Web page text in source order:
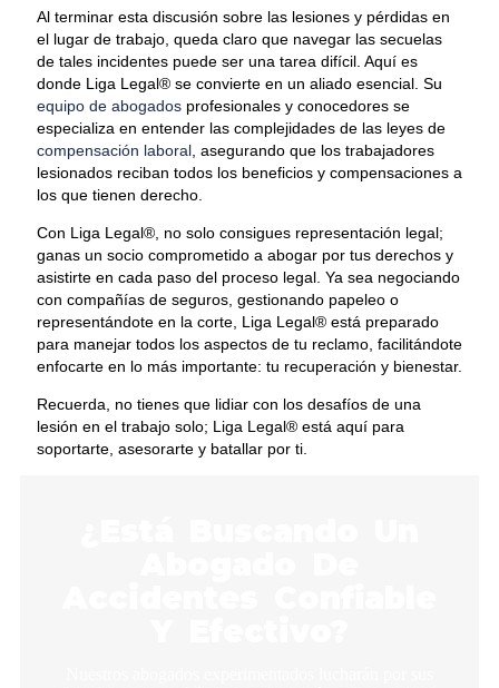
Al terminar esta discusión sobre las lesiones y pérdidas en
el lugar de trabajo, queda claro que navegar las secuelas
de tales incidentes puede ser una tarea difícil. Aquí es
donde Liga Legal® se convierte en un aliado esencial. Su
equipo de abogados profesionales y conocedores se
especializa en entender las complejidades de las leyes de
compensación laboral , asegurando que los trabajadores
lesionados reciban todos los beneficios y compensaciones a
los que tienen derecho.
Con Liga Legal®, no solo consigues representación legal;
ganas un socio comprometido a abogar por tus derechos y
asistirte en cada paso del proceso legal. Ya sea negociando
con compañías de seguros, gestionando papeleo o
representándote en la corte, Liga Legal® está preparado
para manejar todos los aspectos de tu reclamo, facilitándote
enfocarte en lo más importante: tu recuperación y bienestar.
Recuerda, no tienes que lidiar con los desafíos de una
lesión en el trabajo solo; Liga Legal® está aquí para
soportarte, asesorarte y batallar por ti.